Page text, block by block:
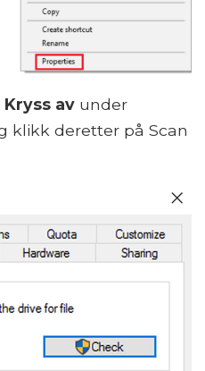
Kryss av under
klikk deretter på Scan